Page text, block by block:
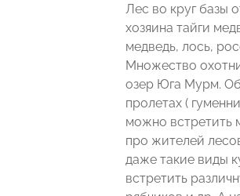
Лес во круг базы
хозяина тайги
медведь, лось,
Множество
озер Юга Мурм.
пролетах (
можно встретить
про жителей
даже такие виды
встретить